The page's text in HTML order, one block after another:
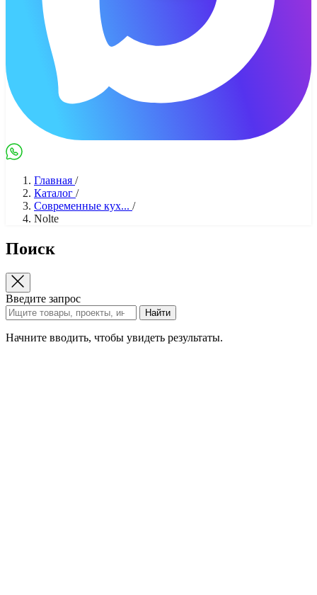
MaxWhatsApp
Главная /
Каталог /
Современные кух... /
Nolte
Поиск
Введите запрос
Найти
Начните вводить, чтобы увидеть результаты.